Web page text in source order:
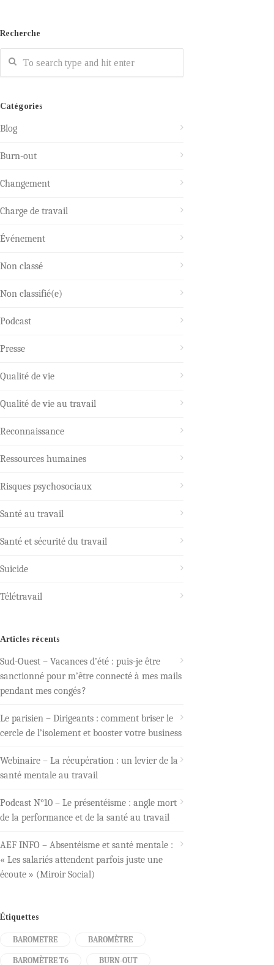
Recherche
Catégories
Blog
Burn-out
Changement
Charge de travail
Événement
Non classé
Non classifié(e)
Podcast
Presse
Qualité de vie
Qualité de vie au travail
Reconnaissance
Ressources humaines
Risques psychosociaux
Santé au travail
Santé et sécurité du travail
Suicide
Télétravail
Articles récents
Sud-Ouest – Vacances d’été : puis-je être
sanctionné pour m’être connecté à mes mails
pendant mes congés ?
Le parisien – Dirigeants : comment briser le
cercle de l’isolement et booster votre business
Webinaire – La récupération : un levier de la
santé mentale au travail
Podcast N°10 – Le présentéisme : angle mort
de la performance et de la santé au travail
AEF INFO – Absentéisme et santé mentale :
« Les salariés attendent parfois juste une
écoute » (Miroir Social)
Étiquettes
BAROMETRE BAROMÈTRE
BAROMÈTRE T6 BURN-OUT